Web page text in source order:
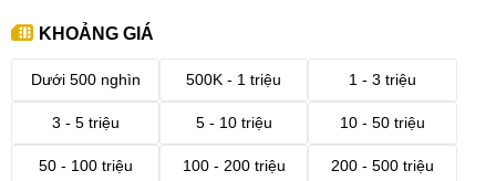
KHOẢNG GIÁ
Dưới 500 nghìn 500K - 1 triệu 1 - 3 triệu
3 - 5 triệu 5 - 10 triệu 10 - 50 triệu
50 - 100 triệu 100 - 200 triệu 200 - 500 triệu